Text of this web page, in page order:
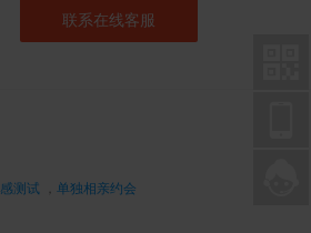
联系在线客服
测试， 单独相亲约会